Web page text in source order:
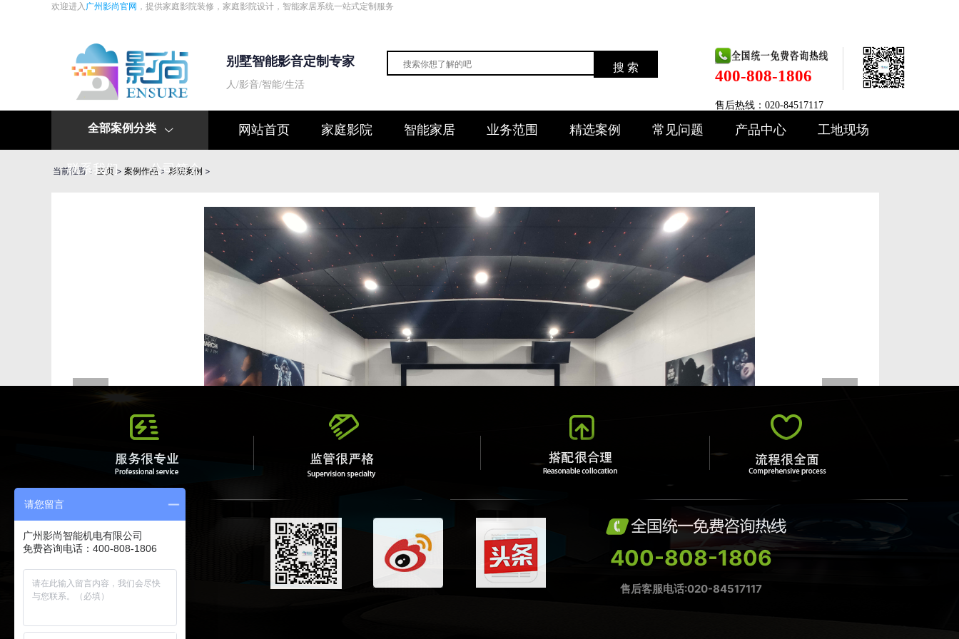
欢迎进入 广州影尚官网 ，提供家庭影院装修，家庭影院设计，智能家居系统一站式定制服务
别墅智能影音定制专家
人/影音/智能/生活 400-808-1806
售后热线：020-84517117
搜 索
全部案例分类  网站首页 家庭影院 智能家居 业务范围 精选案例 常见问题 产品中心 工地现场
联系我们 公司简介
当前位置： 主页 > 案例作品 > 影院案例 >
家庭影院
KTV系统
声光学设计
HIFI音乐
关于我们
公司荣誉
400-808-1806
售后客服电话:020-84517117
请您留言
广州影尚智能机电有限公司
免费咨询电话：400-808-1806